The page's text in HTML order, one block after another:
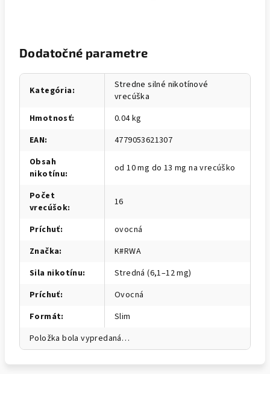
Dodatočné parametre
Kategória:
Stredne silné nikotínové
vrecúška
Hmotnosť:
0.04 kg
EAN:
4779053621307
Obsah
nikotínu: od 10 mg do 13 mg na vrecúško
Počet
vrecúšok: 16
Príchuť:
ovocná
Značka:
K#RWA
Sila nikotínu:
Stredná (6,1–12 mg)
Príchuť:
Ovocná
Formát:
Slim
Položka bola vypredaná…